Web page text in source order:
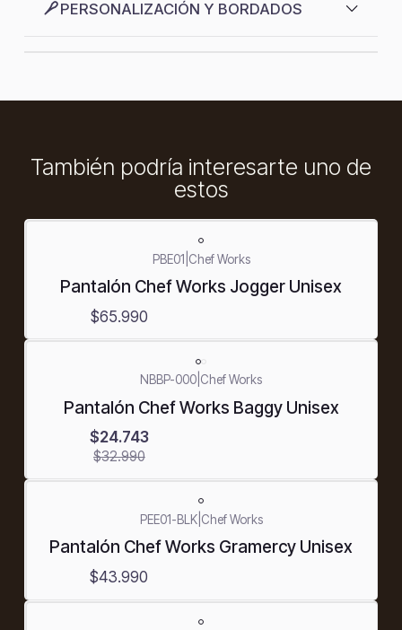
PERSONALIZACIÓN Y BORDADOS
También podría interesarte uno de
estos
PBE01 Chef Works
Pantalón Chef Works Jogger Unisex
$65.990
NBBP-000 Chef Works
Pantalón Chef Works Baggy Unisex
$24.743
$32.990
PEE01-BLK| Chef Works
Pantalón Chef Works Gramercy Unisex
$43.990